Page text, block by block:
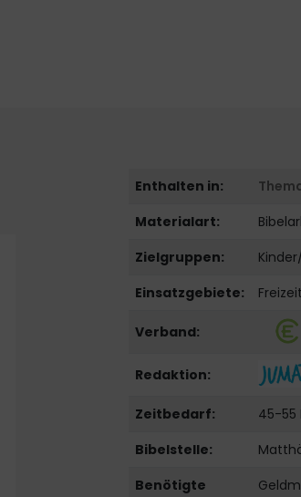
Enthalten in:
Materialart:
Zielgruppen:
Einsatzgebiete:
Verband:
Redaktion:
Zeitbedarf:
45-55
Bibelstelle:
Benötigte